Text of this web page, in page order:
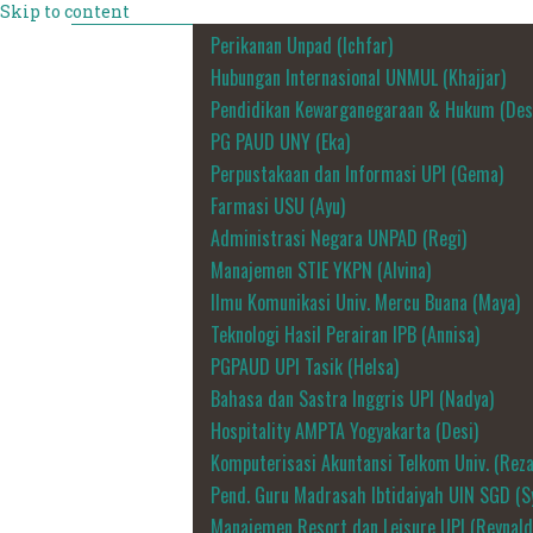
Skip to content
Perikanan Unpad (Ichfar)
Hubungan Internasional UNMUL (Khajjar)
Pendidikan Kewarganegaraan & Hukum
PG PAUD UNY (Eka)
Perpustakaan dan Informasi UPI (Gema)
Farmasi USU (Ayu)
Administrasi Negara UNPAD (Regi)
Manajemen STIE YKPN (Alvina)
Ilmu Komunikasi Univ. Mercu Buana (Maya)
Teknologi Hasil Perairan IPB (Annisa)
PGPAUD UPI Tasik (Helsa)
Bahasa dan Sastra Inggris UPI (Nadya)
Hospitality AMPTA Yogyakarta (Desi)
Komputerisasi Akuntansi Telkom Univ.
Pend. Guru Madrasah Ibtidaiyah UIN SGD
Manajemen Resort dan Leisure UPI